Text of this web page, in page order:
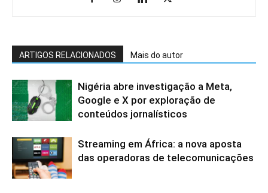
ARTIGOS RELACIONADOS Mais do autor
Nigéria abre investigação a Meta,
Google e X por exploração de
conteúdos jornalísticos
Streaming em África: a nova aposta
das operadoras de telecomunicações